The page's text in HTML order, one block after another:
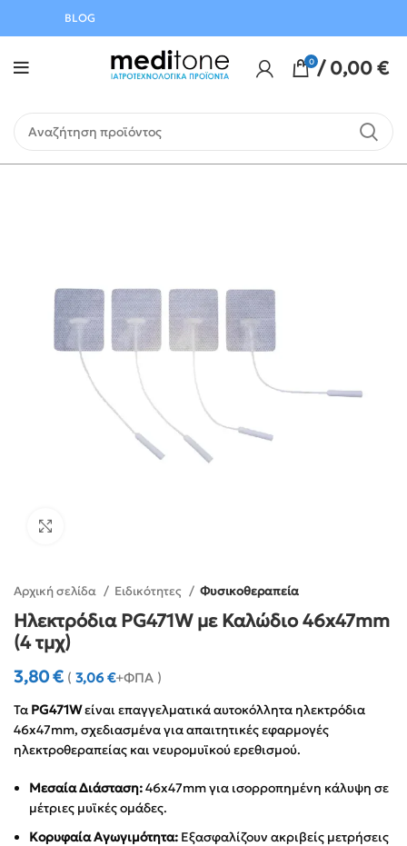
BLOG
0 / 0,00€
Αρχική σελίδα Ειδικότητες Φυσικοθεραπεία
Ηλεκτρόδια PG471W με Καλώδιο 46x47mm
(4 τμχ)
3,80€ ( 3,06€+ΦΠΑ )
Τα PG471Wείναι επαγγελματικά αυτοκόλλητα ηλεκτρόδια
46x47mm, σχεδιασμένα για απαιτητικές εφαρμογές
ηλεκτροθεραπείας και νευρομυϊκού ερεθισμού.
Μεσαία Διάσταση:46x47mm για ισορροπημένη κάλυψη σε
μέτριες μυϊκές ομάδες.
Κορυφαία Αγωγιμότητα: Εξασφαλίζουν ακριβείς μετρήσεις
Αυγούστου